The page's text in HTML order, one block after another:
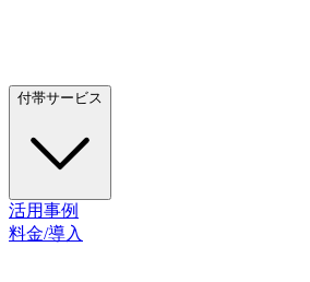
付帯サービス
活用事例
料金/導入